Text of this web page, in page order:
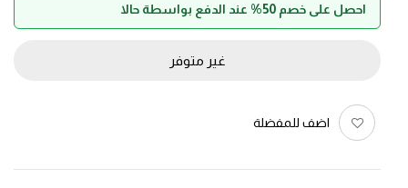
احصل على خصم 50% عند الدفع بواسطة حالا
غير متوفر
اضف للمفضلة